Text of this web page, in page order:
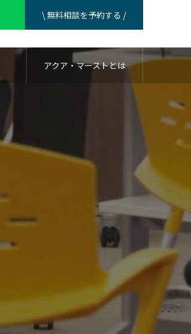
\ 無料相談を予約する /
アクア・マーストとは